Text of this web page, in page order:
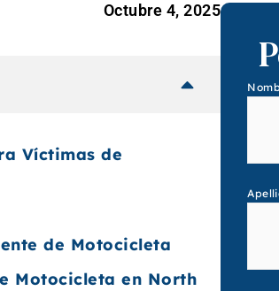
Octubre 4, 2025
Víctimas de
de Motocicleta
Motocicleta en North